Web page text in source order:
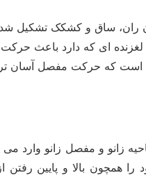
ران، ساق و کشکک تشکیل
ای که دارد باعث
است که حرکت مفصل آسان
به ناحیه زانو و مفصل
همچون بالا و پایین رفتن